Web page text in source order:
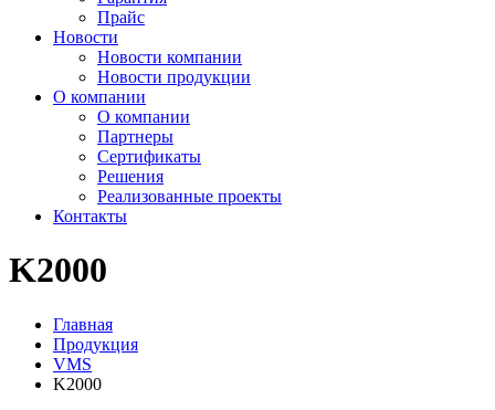
Прайс
Новости
Новости компании
Новости продукции
О компании
О компании
Партнеры
Сертификаты
Решения
Реализованные проекты
Контакты
K2000
Главная
Продукция
VMS
K2000